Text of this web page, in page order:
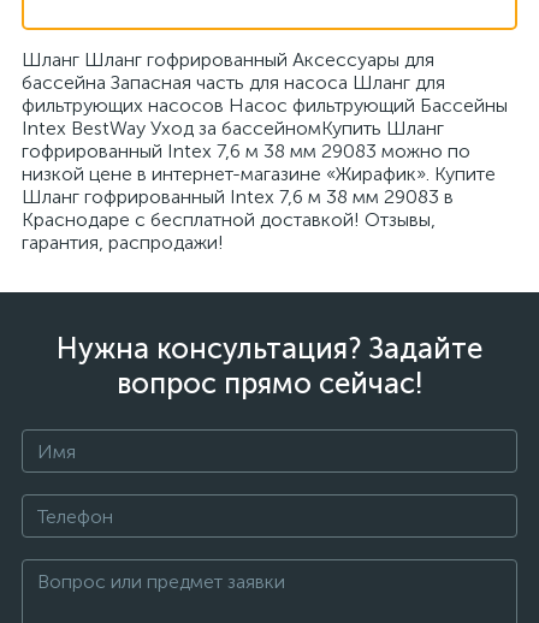
Шланг Шланг гофрированный Аксессуары для
бассейна Запасная часть для насоса Шланг для
фильтрующих насосов Насос фильтрующий Бассейны
Intex BestWay Уход за бассейномКупить Шланг
гофрированный Intex 7,6 м 38 мм 29083 можно по
низкой цене в интернет-магазине «Жирафик». Купите
Шланг гофрированный Intex 7,6 м 38 мм 29083 в
Краснодаре с бесплатной доставкой! Отзывы,
гарантия, распродажи!
Нужна консультация? Задайте
вопрос прямо сейчас!